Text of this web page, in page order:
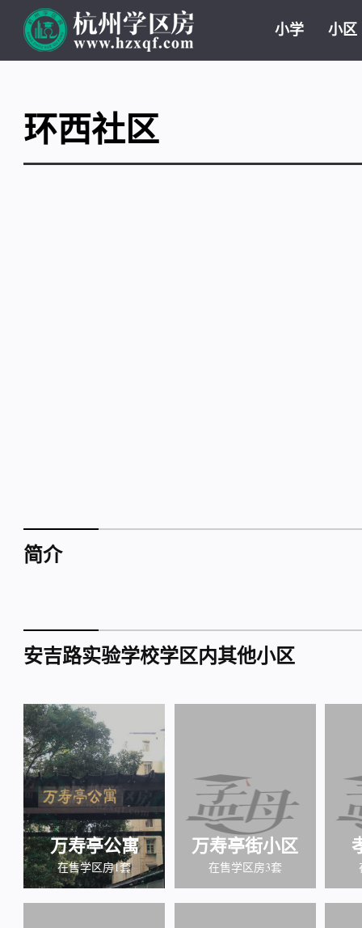
小学 小区
环西社区
简介
安吉路实验学校学区内其他小区
万寿亭公寓
在售学区房1套
万寿亭街小区
在售学区房3套